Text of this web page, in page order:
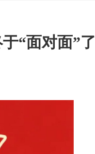
“面对面”了